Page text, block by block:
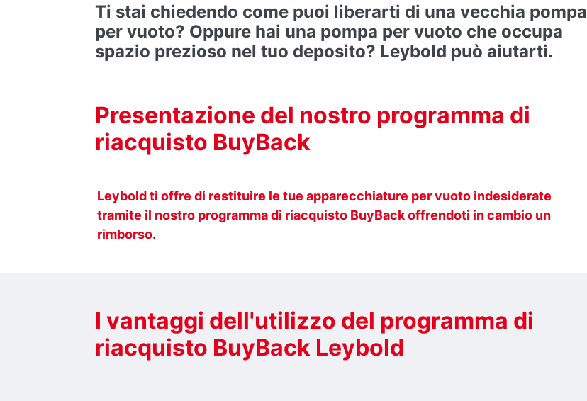
Ti stai chiedendo come puoi liberarti di una vecchia pompa
per vuoto? Oppure hai una pompa per vuoto che occupa
spazio prezioso nel tuo deposito? Leybold può aiutarti.
Presentazione del nostro programma di
riacquisto BuyBack
Leybold ti offre di restituire le tue apparecchiature per vuoto indesiderate
tramite il nostro programma di riacquisto BuyBack offrendoti in cambio un
rimborso.
I vantaggi dell'utilizzo del programma di
riacquisto BuyBack Leybold